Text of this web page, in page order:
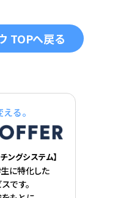
TOPへ戻る
る。
ングシステム】
に特化した
です。